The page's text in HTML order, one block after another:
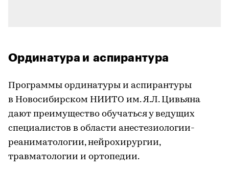
Ординатура и аспирантура
Программы ординатуры и аспирантуры
в Новосибирском НИИТО им. Я.Л. Цивьяна
дают преимущество обучаться у ведущих
специалистов в области анестезиологии-
реаниматологии, нейрохирургии,
травматологии и ортопедии.